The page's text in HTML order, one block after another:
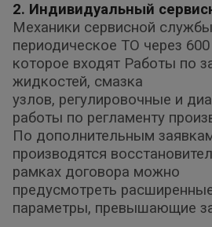
2. Индивидуальный
Механики сервисной
периодическое ТО через
которое входят Работы по
жидкостей, смазка
узлов, регулировочные и
работы по регламенту
По дополнительным
производятся
рамках договора можно
предусмотреть
параметры, превышающие